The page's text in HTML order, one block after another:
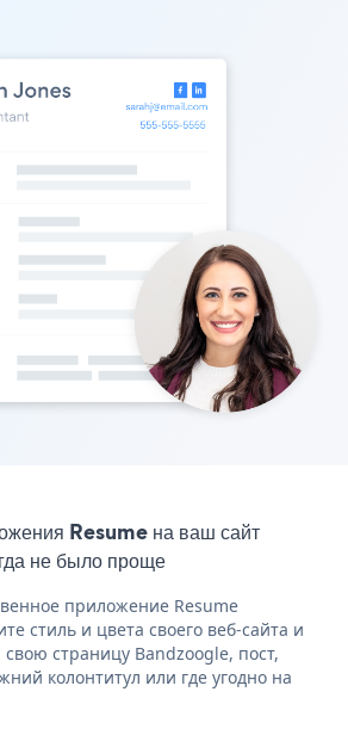
Resume на ваш сайт
не было проще
приложение Resume
стиль и цвета своего веб-сайта и
свою страницу Bandzoogle, пост,
колонтитул или где угодно на